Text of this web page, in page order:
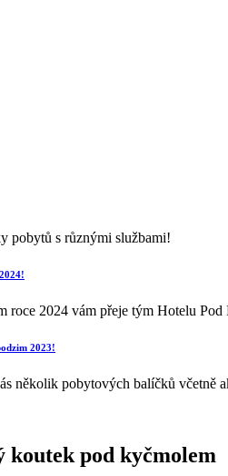
pobytů s různými službami!
roce 2024 vám přeje tým Hotelu Pod
2023!
několik pobytových balíčků včetně
koutek pod kyčmolem